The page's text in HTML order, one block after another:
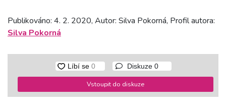
Publikováno: 4. 2. 2020, Autor: Silva Pokorná, Profil autora:
Silva Pokorná
Diskuze 0
Vstoupit do diskuze